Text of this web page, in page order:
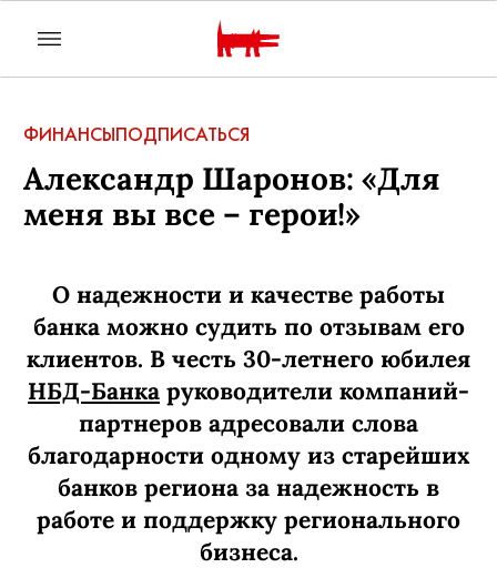
ФИНАНСЫПОДПИСАТЬСЯ
Александр Шаронов: «Для
меня вы все – герои!»
О надежности и качестве работы
банка можно судить по отзывам его
клиентов. В честь 30-летнего юбилея
НБД-Банка руководители компаний-
партнеров адресовали слова
благодарности одному из старейших
банков региона за надежность в
работе и поддержку регионального
бизнеса.